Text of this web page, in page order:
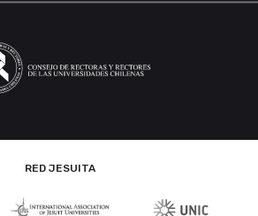
RED JESUITA